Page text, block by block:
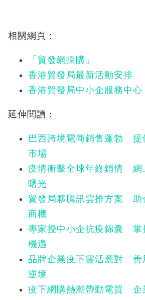
相關網頁：
「貿發網採購」
香港貿發局最新活動安排
香港貿發局中小企服務中心
延伸閱讀：
巴西跨境電商銷售蓬勃 提
市場
疫情衝擊全球年終銷情 網
曙光
貿發局夥騰訊雲推方案 助
商機
專家授中小企抗疫錦囊 掌
機遇
品牌企業疫下靈活應對 善
逆境
疫下網購熱潮帶動電貿 企